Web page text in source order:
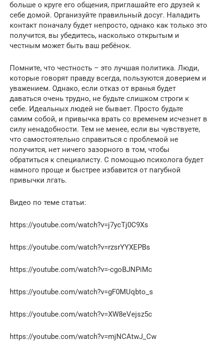
больше о круге его общения, приглашайте его друзей к
себе домой. Организуйте правильный досуг. Наладить
контакт поначалу будет непросто, однако как только это
получится, вы убедитесь, насколько открытым и
честным может быть ваш ребёнок.
Помните, что честность – это лучшая политика. Люди,
которые говорят правду всегда, пользуются доверием и
уважением. Однако, если отказ от вранья будет
даваться очень трудно, не будьте слишком строги к
себе. Идеальных людей не бывает. Просто будьте
самим собой, и привычка врать со временем исчезнет в
силу ненадобности. Тем не менее, если вы чувствуете,
что самостоятельно справиться с проблемой не
получится, нет ничего зазорного в том, чтобы
обратиться к специалисту. С помощью психолога будет
намного проще и быстрее избавится от пагубной
привычки лгать.
Видео по теме статьи:
https://youtube.com/watch?v=j7ycTj0C9Xs
https://youtube.com/watch?v=rzsrYYXEPBs
https://youtube.com/watch?v=-cgoBJNPiMc
https://youtube.com/watch?v=gF0MUqbto_s
https://youtube.com/watch?v=XW8eVejsz5c
https://youtube.com/watch?v=mjNCAtwJ_Cw